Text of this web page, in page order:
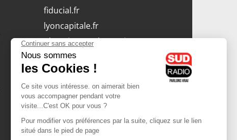
fiducial.fr
lyoncapitale.fr
olympique-et-lyonnais.com
L'application Iphone
/ Android
Téléchargez l'application